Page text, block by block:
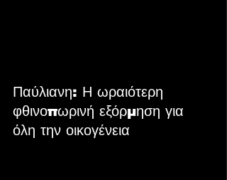
Παύλιανη: Η ωραιότερη
φθινοπωρινή εξόρμηση για
όλη την οικογένεια